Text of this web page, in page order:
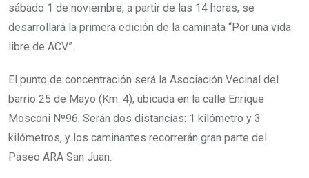
sábado 1 de noviembre, a partir de las 14 horas, se
desarrollará la primera edición de la caminata “Por una vida
libre de ACV”.
El punto de concentración será la Asociación Vecinal del
barrio 25 de Mayo (Km. 4), ubicada en la calle Enrique
Mosconi Nº96. Serán dos distancias: 1 kilómetro y 3
kilómetros, y los caminantes recorrerán gran parte del
Paseo ARA San Juan.